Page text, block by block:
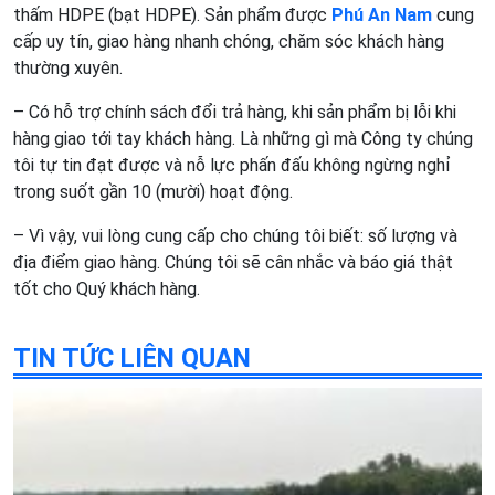
thấm HDPE (bạt HDPE). Sản phẩm được Phú An Nam cung
cấp uy tín, giao hàng nhanh chóng, chăm sóc khách hàng
thường xuyên.
– Có hỗ trợ chính sách đổi trả hàng, khi sản phẩm bị lỗi khi
hàng giao tới tay khách hàng. Là những gì mà Công ty chúng
tôi tự tin đạt được và nỗ lực phấn đấu không ngừng nghỉ
trong suốt gần 10 (mười) hoạt động.
– Vì vậy, vui lòng cung cấp cho chúng tôi biết: số lượng và
địa điểm giao hàng. Chúng tôi sẽ cân nhắc và báo giá thật
tốt cho Quý khách hàng.
TIN TỨC LIÊN QUAN